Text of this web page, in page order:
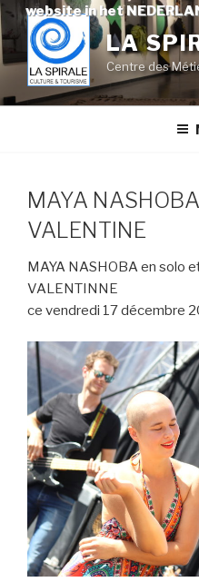
website in het
Skip
to
content
LA
Centre des
MAYA
VALENTINE
MAYA NASHOBA en solo
VALENTINNE
ce vendredi 17 décembre